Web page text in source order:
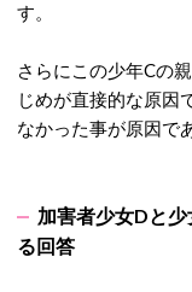
す。
さらにこの少年Cの
じめが直接的な原因
なかった事が原因で
加害者少女Dと
る回答